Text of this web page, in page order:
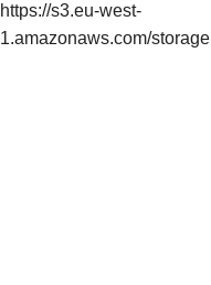
https://s3.eu-west-
1.amazonaws.com/